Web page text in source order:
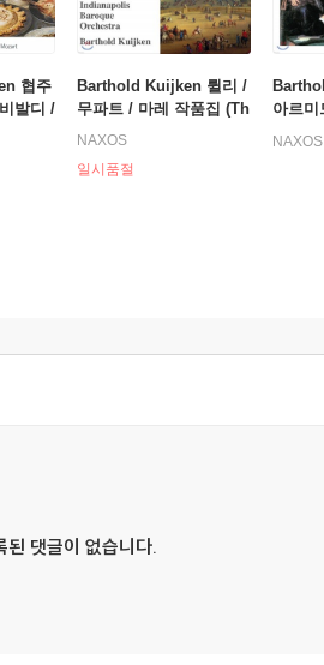
협주
발디 /
든 /
Barthold Kuijken 륄리 /
무파트 / 마레 작품집 (Th
e Versailles Revolutio
NAXOS
일시품절
아르
NAXOS
된 댓글이 없습니다.